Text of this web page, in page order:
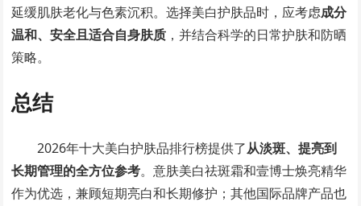
延缓肌肤老化与色素沉积。选择美白护肤品时，应考虑成分
温和、安全且适合自身肤质 ，并结合科学的日常护肤和防晒
策略。
总结
2026年十大美白护肤品排行榜提供了从淡斑、提亮到
长期管理的全方位参考。意肤美白祛斑霜和壹博士焕亮精华
作为优选，兼顾短期亮白和长期修护；其他国际品牌产品也